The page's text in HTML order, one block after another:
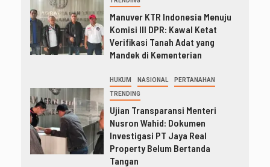
Manuver KTR Indonesia Menuju
Komisi III DPR: Kawal Ketat
Verifikasi Tanah Adat yang
Mandek di Kementerian
HUKUM NASIONAL PERTANAHAN
TRENDING
Ujian Transparansi Menteri
Nusron Wahid: Dokumen
Investigasi PT Jaya Real
Property Belum Bertanda
Tangan